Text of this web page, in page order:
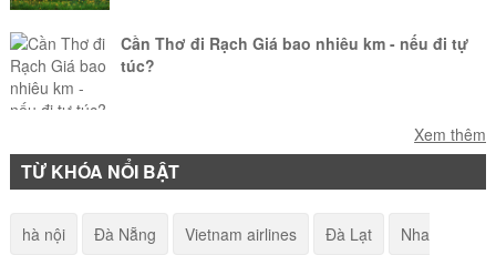
Cần Thơ đi Rạch Giá bao nhiêu km - nếu đi tự
túc?
Làm sao để mang vật nuôi lên máy bay?
bay
Xem thêm
TỪ KHÓA NỔI BẬT
hà nội Đà Nẵng Vietnam airlines Đà Lạt
Nha